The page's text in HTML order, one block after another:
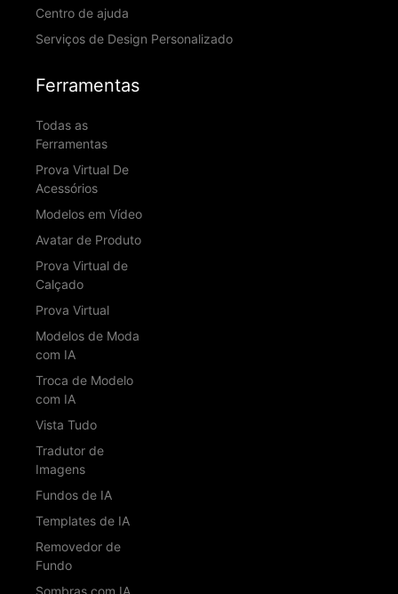
Centro de ajuda
Serviços de Design Personalizado
Ferramentas
Todas as
Ferramentas
Prova Virtual De
Acessórios
Modelos em Vídeo
Avatar de Produto
Prova Virtual de
Calçado
Prova Virtual
Modelos de Moda
com IA
Troca de Modelo
com IA
Vista Tudo
Tradutor de
Imagens
Fundos de IA
Templates de IA
Removedor de
Fundo